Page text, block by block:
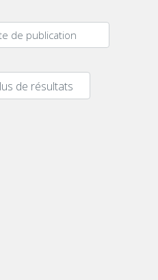
de résultats